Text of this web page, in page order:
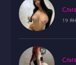
19